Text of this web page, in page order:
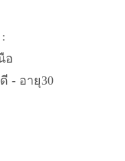
อ
- อายุ30